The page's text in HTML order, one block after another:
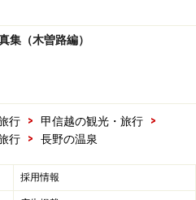
集（木曽路編）
行 > 甲信越の観光・旅行
>
行
> 長野の温泉
採用情報